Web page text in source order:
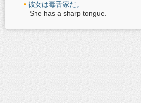
彼女は毒舌家だ。
She has a sharp tongue.